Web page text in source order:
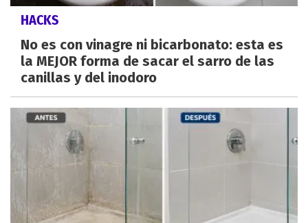
HACKS
No es con vinagre ni bicarbonato: esta es
la MEJOR forma de sacar el sarro de las
canillas y del inodoro